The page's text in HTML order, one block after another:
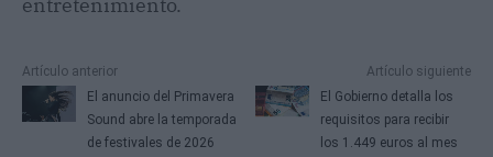
Artículo anterior
El anuncio del Primavera
Sound abre la temporada
de festivales de 2026
Artículo siguiente
El Gobierno detalla los
requisitos para recibir
los 1.449 euros al mes